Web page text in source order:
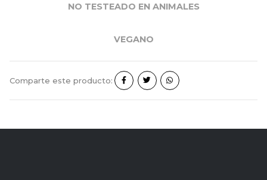
NO TESTEADO EN ANIMALES
VEGANO
Comparte este producto: